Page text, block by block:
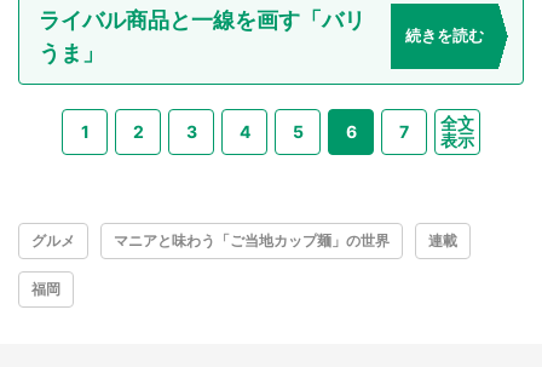
ライバル商品と一線を画す「バリ
うま」
続きを読む
1 2 3 4 5 6 7
全文
表示
グルメ マニアと味わう「ご当地カップ麺」の世界 連載
福岡